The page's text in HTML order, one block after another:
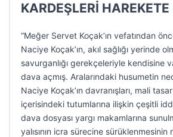
KARDEŞLERİ HAREKETE
“Meğer Servet Koçak’ın vefatından
Naciye Koçak’ın, akıl sağlığı yerinde
savurganlığı gerekçeleriyle kendisine
dava açmış. Aralarındaki husumetin
Naciye Koçak’ın davranışları, mali
içerisindeki tutumlarına ilişkin çeşitli
dava dosyası yargı makamlarına
yalısının icra sürecine sürüklenmesinin